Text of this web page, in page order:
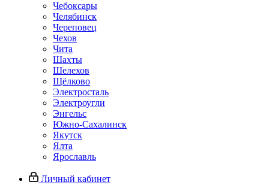
Чебоксары
Челябинск
Череповец
Чехов
Чита
Шахты
Шелехов
Щёлково
Электросталь
Электроугли
Энгельс
Южно-Сахалинск
Якутск
Ялта
Ярославль
Личный кабинет